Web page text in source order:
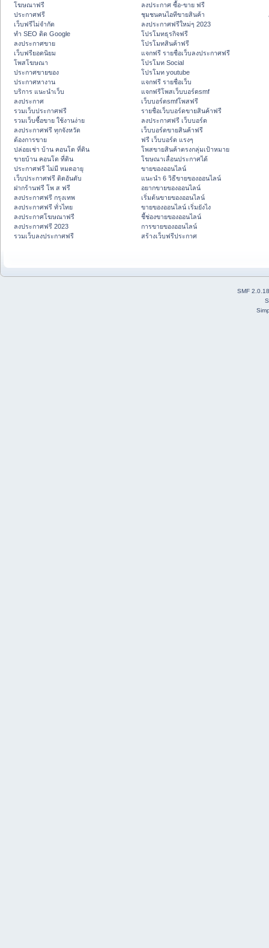
โฆษณาฟรี
ประกาศฟรี
เว็บฟรีไม่จำกัด
ทำ SEO ติด Google
ลงประกาศขาย
เว็บฟรียอดนิยม
โพสโฆษณา
ประกาศขายของ
ประกาศหางาน
บริการ แนะนำเว็บ
ลงประกาศ
รวมเว็บประกาศฟรี
รวมเว็บซื้อขาย ใช้งานง่าย
ลงประกาศฟรี ทุกจังหวัด
ต้องการขาย
ปล่อยเช่า บ้าน คอนโด ที่ดิน
ขายบ้าน คอนโด ที่ดิน
ประกาศฟรี ไม่มี หมดอายุ
เว็บประกาศฟรี ติดอันดับ
ฝากร้านฟรี โพ ส ฟรี
ลงประกาศฟรี กรุงเทพ
ลงประกาศฟรี ทั่วไทย
ลงประกาศโฆษณาฟรี
ลงประกาศฟรี 2023
รวมเว็บลงประกาศฟรี
ลงประกาศ ซื้อ-ขาย ฟรี
ชุมชนคนไอทีขายสินค้า
ลงประกาศฟรีใหม่ๆ 2023
โปรโมทธุรกิจฟรี
โปรโมทสินค้าฟรี
แจกฟรี รายชื่อเว็บลงประกาศฟรี
โปรโมท Social
โปรโมท youtube
แจกฟรี รายชื่อเว็บ
แจกฟรีโพสเว็บบอร์ดsmf
เว็บบอร์ดsmfโพสฟรี
รายชื่อเว็บบอร์ดขายสินค้าฟรี
ลงประกาศฟรี เว็บบอร์ด
เว็บบอร์ดขายสินค้าฟรี
ฟรี เว็บบอร์ด แรงๆ
โพสขายสินค้าตรงกลุ่มเป้าหมาย
โฆษณาเลื่อนประกาศได้
ขายของออนไลน์
แนะนำ 6 วิธีขายของออนไลน์
อยากขายของออนไลน์
เริ่มต้นขายของออนไลน์
ขายของออนไลน์ เริ่มยังไง
ชี้ช่องขายของออนไลน์
การขายของออนไลน์
สร้างเว็บฟรีประกาศ
SMF 2.0.18